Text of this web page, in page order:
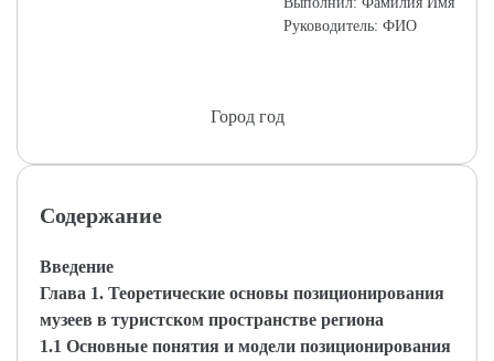
Руководитель: ФИО
Город год
Содержание
Введение
Глава 1. Теоретические основы позиционирования
музеев в туристском пространстве региона
1.1 Основные понятия и модели позиционирования